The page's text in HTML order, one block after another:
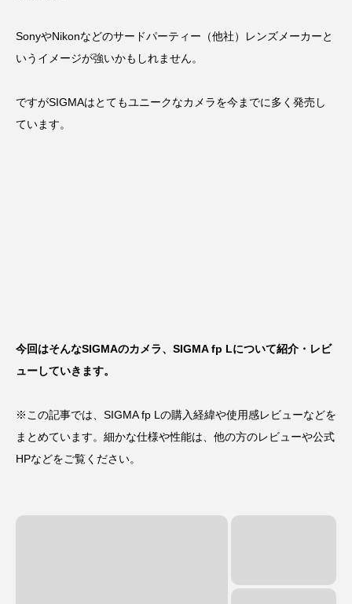
SonyやNikonなどのサードパーティー（他社）レンズメーカーと
いうイメージが強いかもしれません。
ですがSIGMAはとてもユニークなカメラを今までに多く発売し
ています。
今回はそんなSIGMAのカメラ、SIGMA fp Lについて紹介・レビ
ューしていきます。
※この記事では、SIGMA fp Lの購入経緯や使用感レビューなどを
まとめています。細かな仕様や性能は、他の方のレビューや公式
HPなどをご覧ください。